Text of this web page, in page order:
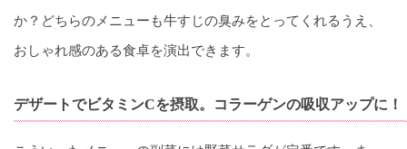
か？どちらのメニューも牛すじの臭みをとってくれるうえ、
おしゃれ感のある食卓を演出できます。
デザートでビタミンCを摂取。コラーゲンの吸収アップに！